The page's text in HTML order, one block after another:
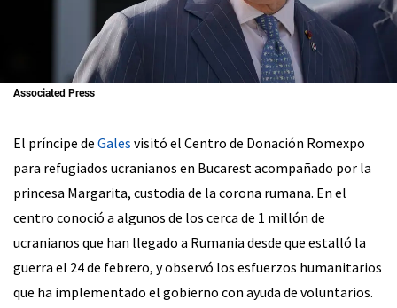
Associated Press
El príncipe de Gales visitó el Centro de Donación Romexpo
para refugiados ucranianos en Bucarest acompañado por la
princesa Margarita, custodia de la corona rumana. En el
centro conoció a algunos de los cerca de 1 millón de
ucranianos que han llegado a Rumania desde que estalló la
guerra el 24 de febrero, y observó los esfuerzos humanitarios
que ha implementado el gobierno con ayuda de voluntarios.